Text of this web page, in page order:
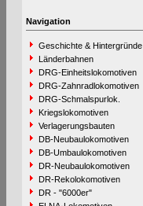
Navigation
Geschichte & Hintergründe
Länderbahnen
DRG-Einheitslokomotiven
DRG-Zahnradlokomotiven
DRG-Schmalspurlok.
Kriegslokomotiven
Verlagerungsbauten
DB-Neubaulokomotiven
DB-Umbaulokomotiven
DR-Neubaulokomotiven
DR-Rekolokomotiven
DR - "6000er"